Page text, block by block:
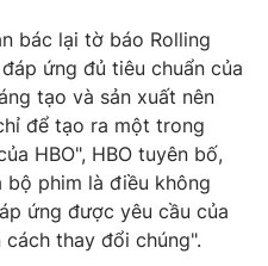
nếu không có sự chấp
VTV.vn khi phát hành lại
bác lại tờ báo Rolling
ứng đủ tiêu chuẩn của
tạo và sản xuất nên
để tạo ra một trong
HBO", HBO tuyên bố,
bộ phim là điều không
ứng được yêu cầu của
thay đổi chúng".